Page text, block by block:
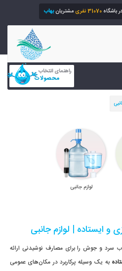
باشگاه 31070 نفری مشتریانبهاب
راهنمای انتخاب
محصولات
لوازم جانبی
و ایستاده | لوازم جانبی
سرد و جوش را برای مصارف نوشیدنی ارائه
به یک وسیله پرکاربرد در مکان‌های عمومی